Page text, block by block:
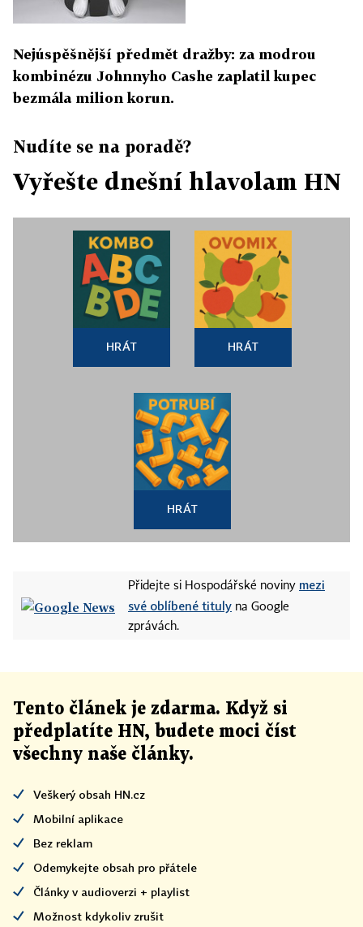
Nejúspěšnější předmět dražby: za modrou
kombinézu Johnnyho Cashe zaplatil kupec
bezmála milion korun.
Nudíte se na poradě?
Vyřešte dnešní hlavolam HN
HRÁT HRÁT
HRÁT
Přidejte si Hospodářské noviny mezi
své oblíbené tituly na Google
zprávách.
Tento článek je zdarma. Když si
předplatíte HN, budete moci číst
všechny naše články.
Veškerý obsah HN.cz
Mobilní aplikace
Bez reklam
Odemykejte obsah pro přátele
Články v audioverzi + playlist
Možnost kdykoliv zrušit